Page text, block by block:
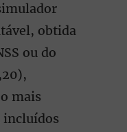
obtida
ou do
mais
incluídos